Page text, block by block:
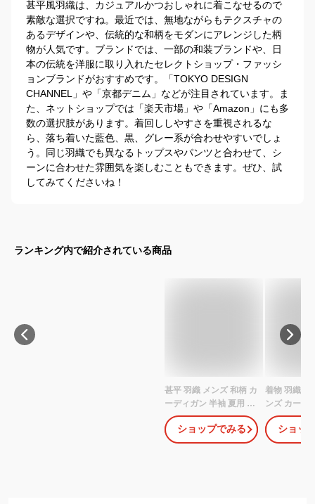
甚平風羽織は、カジュアルかつおしゃれに着こなせるので
素敵な選択ですね。最近では、無地ながらもテクスチャの
あるデザインや、伝統的な和柄をモダンにアレンジした柄
物が人気です。ブランドでは、一部の和装ブランドや、日
本の伝統を洋服に取り入れたセレクトショップ・ファッシ
ョンブランドがおすすめです。「TOKYO DESIGN
CHANNEL」や「京都デニム」などが注目されています。ま
た、ネットショップでは「楽天市場」や「Amazon」にも多
数の選択肢があります。着回ししやすさを重視されるな
ら、落ち着いた藍色、黒、グレー系が合わせやすいでしょ
う。同じ羽織でも異なるトップスやパンツと合わせて、シ
ーンに合わせた雰囲気を楽しむこともできます。ぜひ、試
してみてくださいね！
ランキング内で紹介されている商品
甚平 羽織 メンズ 和柄 カ
ーディガン 半袖 夏用 サ
マー 羽織り 法被 おしゃ
れ 涼しい 軽量 通気 速乾
鳥柄 和風 シャツ ゆった
ショップでみる
着物 羽織 カ
ンズ カーデ
り 甚平風
分袖 シャツ
カーデ 農作
ショッ